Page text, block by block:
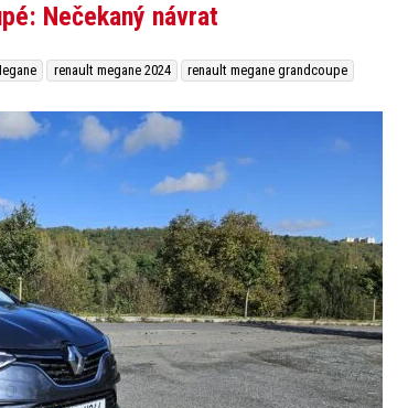
Nečekaný návrat
renault megane 2024
renault megane grandcoupe